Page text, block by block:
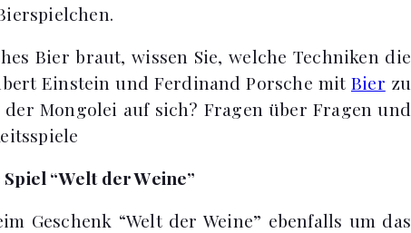
Bier braut, wissen Sie, welche Techniken die
Einstein und Ferdinand Porsche mit Bier zu
Mongolei auf sich? Fragen über Fragen und
“Welt der Weine”
Geschenk “Welt der Weine” ebenfalls um das